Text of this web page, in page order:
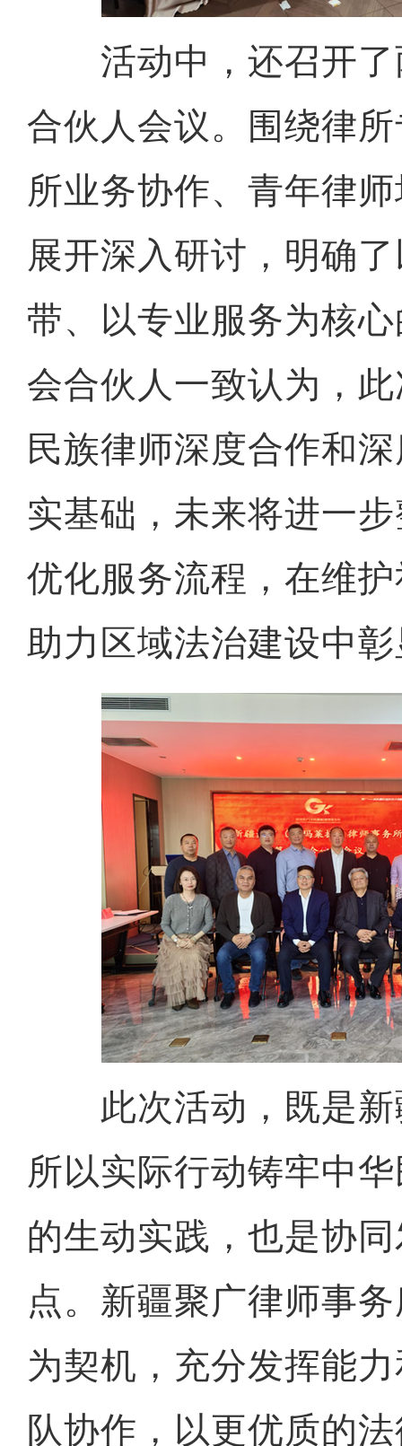
活动中，还召开了
合伙人会议。围绕律
所业务协作、青年律
展开深入研讨，明确
带、以专业服务为核
会合伙人一致认为，
民族律师深度合作和
实基础，未来将进一
优化服务流程，在维
助力区域法治建设中
此次活动，既是新
所以实际行动铸牢中
的生动实践，也是协
点。新疆聚广律师事
为契机，充分发挥能
队协作，以更优质的